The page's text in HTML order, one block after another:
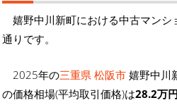
嬉野中川新町における中古マン
通りです。
2025年の三重県 松阪市 嬉野中川
の価格相場(平均取引価格)は28.2万